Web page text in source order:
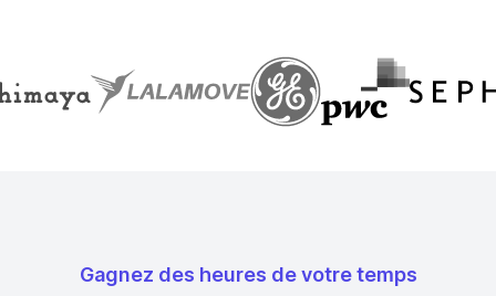
Gagnez des heures de votre temps